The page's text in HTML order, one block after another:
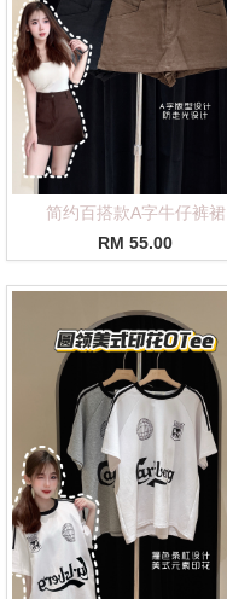
简约百搭款A字牛仔裤裙
RM 55.00